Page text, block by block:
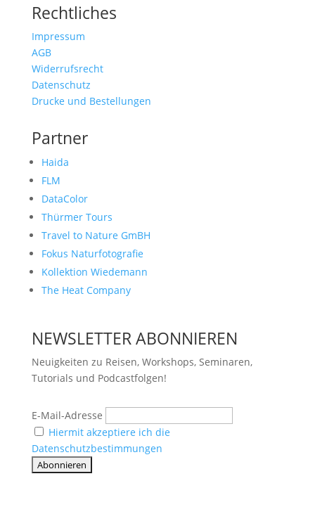
Rechtliches
Impressum
AGB
Widerrufsrecht
Datenschutz
Drucke und Bestellungen
Partner
Haida
FLM
DataColor
Thürmer Tours
Travel to Nature GmBH
Fokus Naturfotografie
Kollektion Wiedemann
The Heat Company
NEWSLETTER ABONNIEREN
Neuigkeiten zu Reisen, Workshops, Seminaren,
Tutorials und Podcastfolgen!
E-Mail-Adresse
Hiermit akzeptiere ich die
Datenschutzbestimmungen